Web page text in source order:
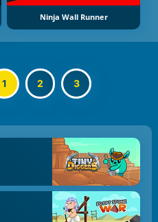
Ninja Wall Runner
1 2 3